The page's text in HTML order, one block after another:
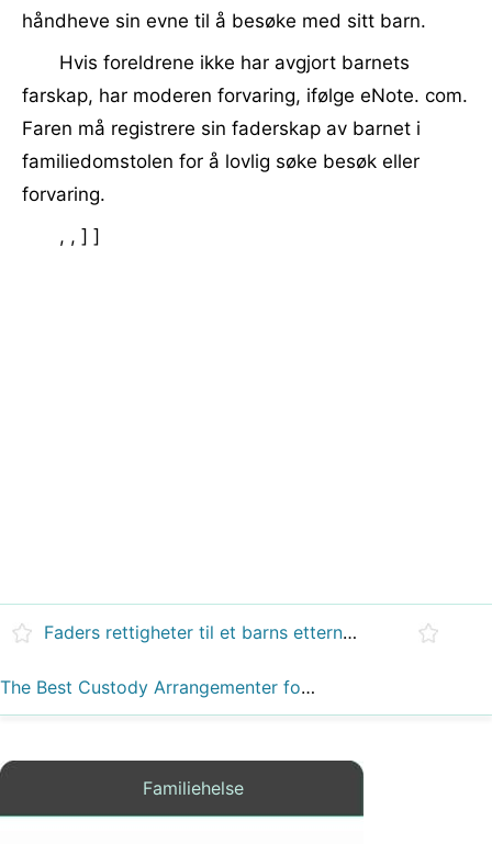
håndheve sin evne til å besøke med sitt barn.
Hvis foreldrene ikke har avgjort barnets
farskap, har moderen forvaring, ifølge eNote. com.
Faren må registrere sin faderskap av barnet i
familiedomstolen for å lovlig søke besøk eller
forvaring.
, , ] ]
Faders rettigheter til et barns etternavn Change
The Best Custody Arrangementer for barn
Familiehelse